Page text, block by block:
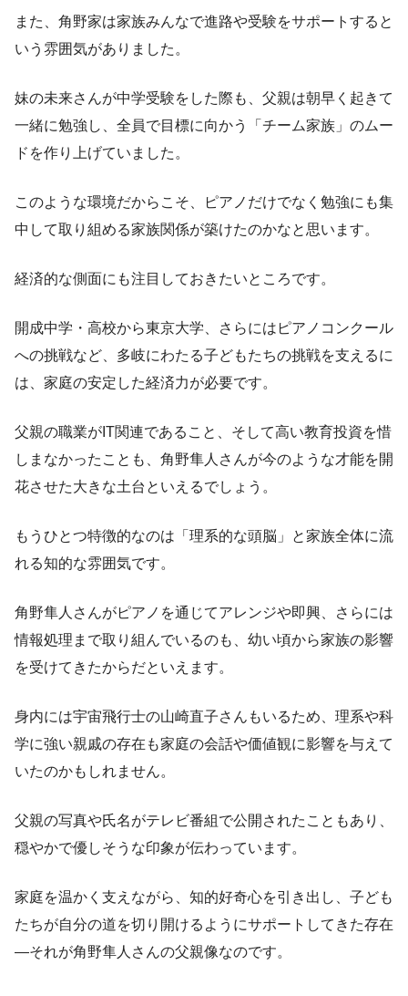
また、角野家は家族みんなで進路や受験をサポートすると
いう雰囲気がありました。
妹の未来さんが中学受験をした際も、父親は朝早く起きて
一緒に勉強し、全員で目標に向かう「チーム家族」のムー
ドを作り上げていました。
このような環境だからこそ、ピアノだけでなく勉強にも集
中して取り組める家族関係が築けたのかなと思います。
経済的な側面にも注目しておきたいところです。
開成中学・高校から東京大学、さらにはピアノコンクール
への挑戦など、多岐にわたる子どもたちの挑戦を支えるに
は、家庭の安定した経済力が必要です。
父親の職業がIT関連であること、そして高い教育投資を惜
しまなかったことも、角野隼人さんが今のような才能を開
花させた大きな土台といえるでしょう。
もうひとつ特徴的なのは「理系的な頭脳」と家族全体に流
れる知的な雰囲気です。
角野隼人さんがピアノを通じてアレンジや即興、さらには
情報処理まで取り組んでいるのも、幼い頃から家族の影響
を受けてきたからだといえます。
身内には宇宙飛行士の山崎直子さんもいるため、理系や科
学に強い親戚の存在も家庭の会話や価値観に影響を与えて
いたのかもしれません。
父親の写真や氏名がテレビ番組で公開されたこともあり、
穏やかで優しそうな印象が伝わっています。
家庭を温かく支えながら、知的好奇心を引き出し、子ども
たちが自分の道を切り開けるようにサポートしてきた存在
―それが角野隼人さんの父親像なのです。